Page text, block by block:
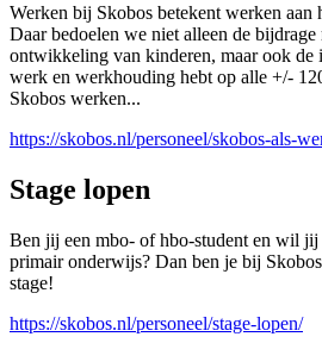
Werken bij Skobos betekent werken aan
Daar bedoelen we niet alleen de bijdrage
ontwikkeling van kinderen, maar ook de
werk en werkhouding hebt op alle +/-
Skobos werken...
https://skobos.nl/personeel/skobos-als-
Stage lopen
Ben jij een mbo- of hbo-student en wil
primair onderwijs? Dan ben je bij
stage!
https://skobos.nl/personeel/stage-lopen/